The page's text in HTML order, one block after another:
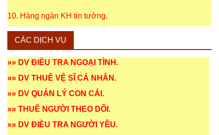
10. Hàng ngàn KH tin tưởng.
CÁC DỊCH VỤ
»» DV ĐIỀU TRA NGOẠI TÌNH .
»» DV THUÊ VỆ SĨ CÁ NHÂN .
»» DV QUẢN LÝ CON CÁI .
»» THUÊ NGƯỜI THEO DÕI .
»» DV ĐIỀU TRA NGƯỜI YÊU.